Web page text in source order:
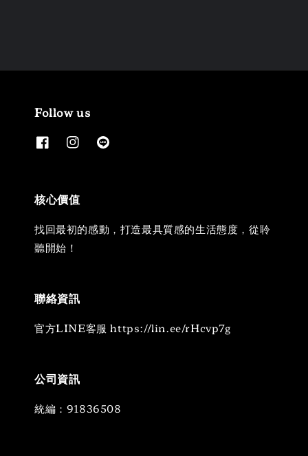
Follow us
核心價值
找回最初的感動，打造最具質感的生活態度，從聆
聽開始！
聯絡資訊
官方LINE客服 https://lin.ee/rHcvp7g
公司資訊
統編：91836508